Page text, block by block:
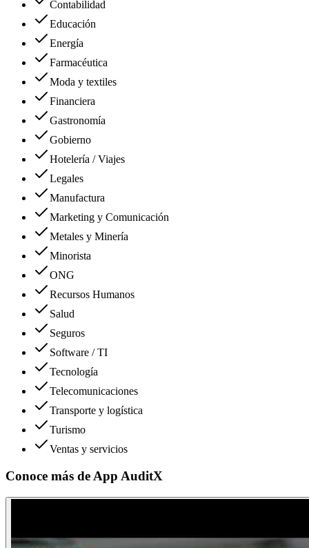
Contabilidad
Educación
Energía
Farmacéutica
Moda y textiles
Financiera
Gastronomía
Gobierno
Hotelería / Viajes
Legales
Manufactura
Marketing y Comunicación
Metales y Minería
Minorista
ONG
Recursos Humanos
Salud
Seguros
Software / TI
Tecnología
Telecomunicaciones
Transporte y logística
Turismo
Ventas y servicios
Conoce más de App AuditX